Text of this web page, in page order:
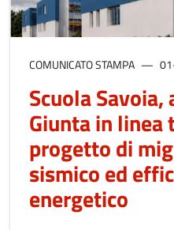
COMUNICATO STAMPA
Scuola
Giunta in linea
progetto di
sismico ed
energetico